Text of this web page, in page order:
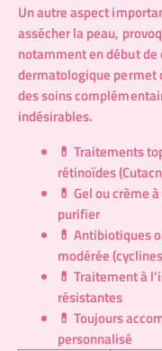
Un autre aspect
assécher la peau,
notamment en début
dermatologique permet
des soins
indésirables.
💊 Traitements
rétinoïdes
💊 Gel ou crème
purifier
💊 Antibiotiques
modérée
💊 Traitement à
résistantes
💊 Toujours
personnalisé